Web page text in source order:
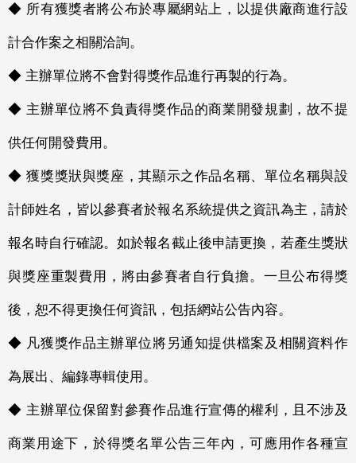
◆ 所有獲獎者將公布於專屬網站上，以提供廠商進行設
計合作案之相關洽詢。
◆ 主辦單位將不會對得獎作品進行再製的行為。
◆ 主辦單位將不負責得獎作品的商業開發規劃，故不提
供任何開發費用。
◆ 獲獎獎狀與獎座，其顯示之作品名稱、單位名稱與設
計師姓名，皆以參賽者於報名系統提供之資訊為主，請於
報名時自行確認。如於報名截止後申請更換，若產生獎狀
與獎座重製費用，將由參賽者自行負擔。一旦公布得獎
後，恕不得更換任何資訊，包括網站公告內容。
◆ 凡獲獎作品主辦單位將另通知提供檔案及相關資料作
為展出、編錄專輯使用。
◆ 主辦單位保留對參賽作品進行宣傳的權利，且不涉及
商業用途下，於得獎名單公告三年內，可應用作各種宣